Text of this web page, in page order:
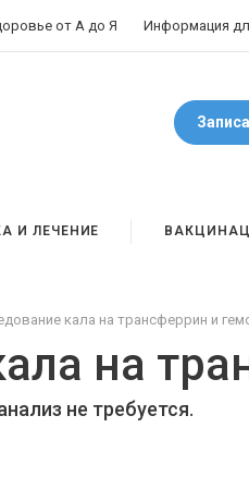
от А до Я Информация
И ЛЕЧЕНИЕ
на
не требуется.
кала на трансферрин и